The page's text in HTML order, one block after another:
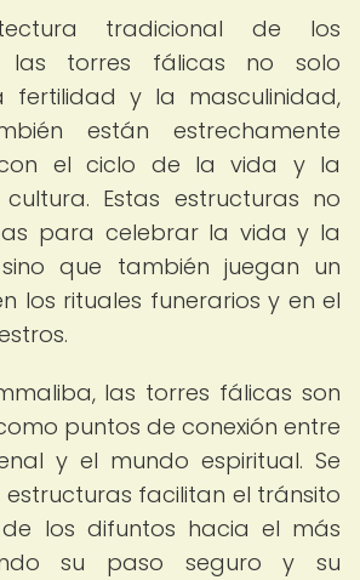
tradicional de los
las torres fálicas no solo
fertilidad y la masculinidad,
están estrechamente
con el ciclo de la vida y la
Estas estructuras no
para celebrar la vida y la
que también juegan un
los rituales funerarios y en el
las torres fálicas son
puntos de conexión entre
y el mundo espiritual. Se
facilitan el tránsito
los difuntos hacia el más
su paso seguro y su